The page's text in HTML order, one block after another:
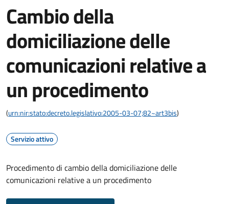
Cambio della
domiciliazione delle
comunicazioni relative a
un procedimento
(urn:nir:stato:decreto.legislativo:2005-03-07;82~art3bis)
Servizio attivo
Procedimento di cambio della domiciliazione delle
comunicazioni relative a un procedimento